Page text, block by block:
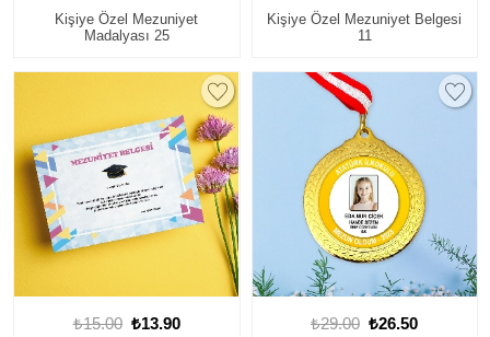
Kişiye Özel Mezuniyet
Madalyası 25
Kişiye Özel Mezuniyet Belgesi
11
₺15.00 ₺13.90 ₺29.00 ₺26.50